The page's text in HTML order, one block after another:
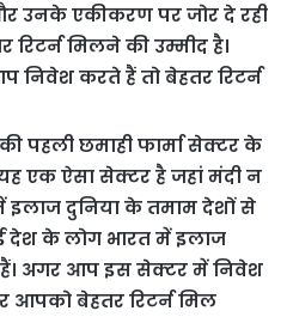
उनके एकीकरण पर जोर दे रही
मिलने की उम्मीद है।
निवेश करते हैं तो बेहतर रिटर्न
की पहली छमाही फार्मा सेक्टर के
एक ऐसा सेक्टर है जहां मंदी न
इलाज दुनिया के तमाम देशों से
देश के लोग भारत में इलाज
अगर आप इस सेक्टर में निवेश
आपको बेहतर रिटर्न मिल